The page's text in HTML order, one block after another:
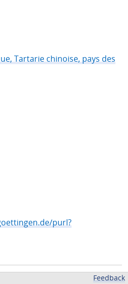
Tartarie chinoise, pays des
purl?
Feedback